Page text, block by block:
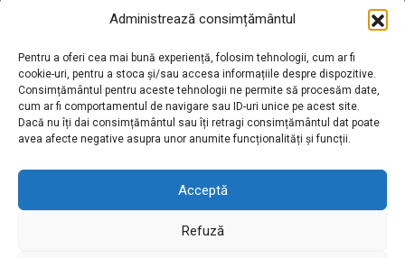
Administrează consimțământul
Pentru a oferi cea mai bună experiență, folosim tehnologii, cum ar fi
cookie-uri, pentru a stoca și/sau accesa informațiile despre dispozitive.
Consimțământul pentru aceste tehnologii ne permite să procesăm date,
cum ar fi comportamentul de navigare sau ID-uri unice pe acest site.
Dacă nu îți dai consimțământul sau îți retragi consimțământul dat poate
avea afecte negative asupra unor anumite funcționalități și funcții.
Acceptă
Refuză
Aboneaza-te pentru a primi cele mai noi stiri din partea
noastra!